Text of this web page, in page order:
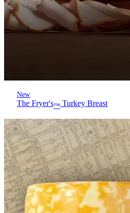
New
The Fryer's™ Turkey Breast